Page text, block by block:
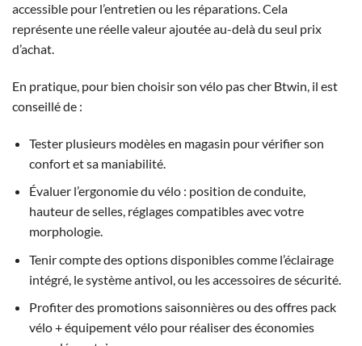
accessible pour l’entretien ou les réparations. Cela
représente une réelle valeur ajoutée au-delà du seul prix
d’achat.
En pratique, pour bien choisir son vélo pas cher Btwin, il est
conseillé de :
Tester plusieurs modèles en magasin pour vérifier son
confort et sa maniabilité.
Évaluer l’ergonomie du vélo : position de conduite,
hauteur de selles, réglages compatibles avec votre
morphologie.
Tenir compte des options disponibles comme l’éclairage
intégré, le système antivol, ou les accessoires de sécurité.
Profiter des promotions saisonnières ou des offres pack
vélo + équipement vélo pour réaliser des économies